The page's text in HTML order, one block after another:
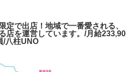
定で出店！地域で一番愛される、
店を運営しています。/月給233,90
/八柱UNO